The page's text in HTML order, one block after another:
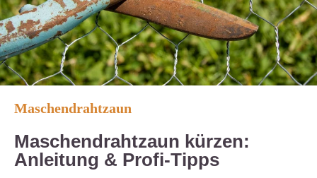
Maschendrahtzaun
Maschendrahtzaun kürzen:
Anleitung & Profi-Tipps